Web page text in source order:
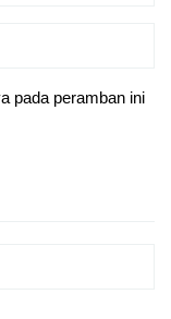
pada peramban ini